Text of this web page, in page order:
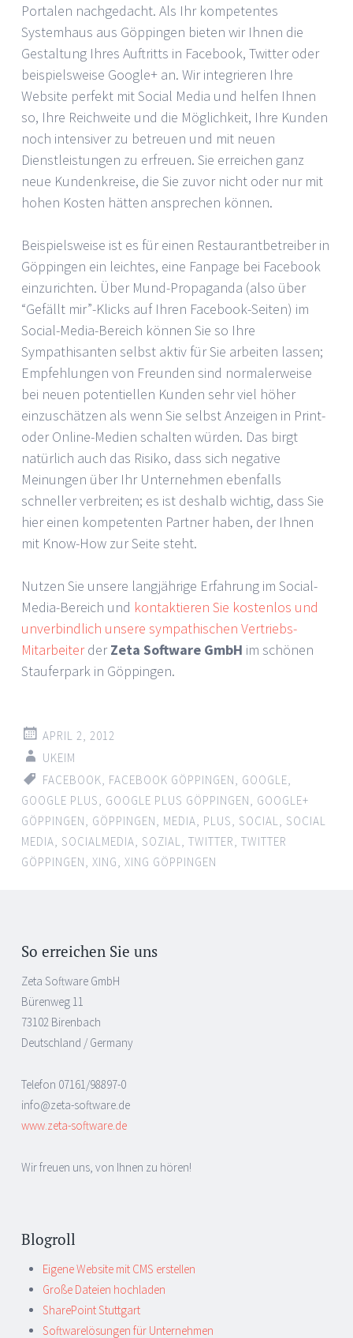
Portalen nachgedacht. Als Ihr kompetentes
Systemhaus aus Göppingen bieten wir Ihnen die
Gestaltung Ihres Auftritts in Facebook, Twitter oder
beispielsweise Google+ an. Wir integrieren Ihre
Website perfekt mit Social Media und helfen Ihnen
so, Ihre Reichweite und die Möglichkeit, Ihre Kunden
noch intensiver zu betreuen und mit neuen
Dienstleistungen zu erfreuen. Sie erreichen ganz
neue Kundenkreise, die Sie zuvor nicht oder nur mit
hohen Kosten hätten ansprechen können.
Beispielsweise ist es für einen Restaurantbetreiber in
Göppingen ein leichtes, eine Fanpage bei Facebook
einzurichten. Über Mund-Propaganda (also über
“Gefällt mir”-Klicks auf Ihren Facebook-Seiten) im
Social-Media-Bereich können Sie so Ihre
Sympathisanten selbst aktiv für Sie arbeiten lassen;
Empfehlungen von Freunden sind normalerweise
bei neuen potentiellen Kunden sehr viel höher
einzuschätzen als wenn Sie selbst Anzeigen in Print-
oder Online-Medien schalten würden. Das birgt
natürlich auch das Risiko, dass sich negative
Meinungen über Ihr Unternehmen ebenfalls
schneller verbreiten; es ist deshalb wichtig, dass Sie
hier einen kompetenten Partner haben, der Ihnen
mit Know-How zur Seite steht.
Nutzen Sie unsere langjährige Erfahrung im Social-
Media-Bereich und kontaktieren Sie kostenlos und
unverbindlich unsere sympathischen Vertriebs-
MitarbeiterderZeta Software GmbH im schönen
Stauferpark in Göppingen.
APRIL 2, 2012
UKEIM
FACEBOOK
FACEBOOK GÖPPINGEN GOOGLE
GOOGLE PLUS
GOOGLE PLUS GÖPPINGEN
GOOGLE+
GÖPPINGEN
GÖPPINGEN MEDIA PLUS SOCIAL
SOCIAL
MEDIA SOCIALMEDIA SOZIAL TWITTER TWITTER
GÖPPINGEN XING XING GÖPPINGEN
So erreichen Sie uns
Zeta Software GmbH
Bürenweg 11
73102 Birenbach
Deutschland / Germany
Telefon 07161/98897-0
info@zeta-software.de
www.zeta-software.de
Wir freuen uns, von Ihnen zu hören!
Blogroll
Eigene Website mit CMS erstellen
Große Dateien hochladen
SharePoint Stuttgart
Softwarelösungen für Unternehmen